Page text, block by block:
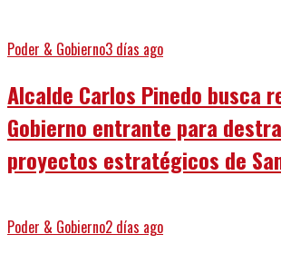
Poder & Gobierno3 días ago
Alcalde Carlos Pinedo busca
Gobierno entrante para
proyectos estratégicos de
Poder & Gobierno2 días ago